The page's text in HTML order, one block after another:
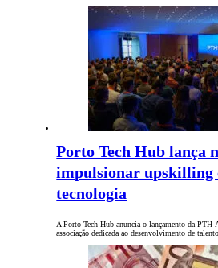
Porto Tech Hub lança
impulsionar upskilling
tecnologia
A Porto Tech Hub anuncia o lançamento da PTH
associação dedicada ao desenvolvimento de